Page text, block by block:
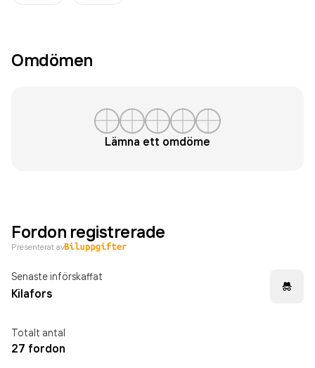
Omdömen
Lämna ett omdöme
Fordon registrerade
Presenterat av
Senaste införskaffat
Kilafors
Totalt antal
27 fordon